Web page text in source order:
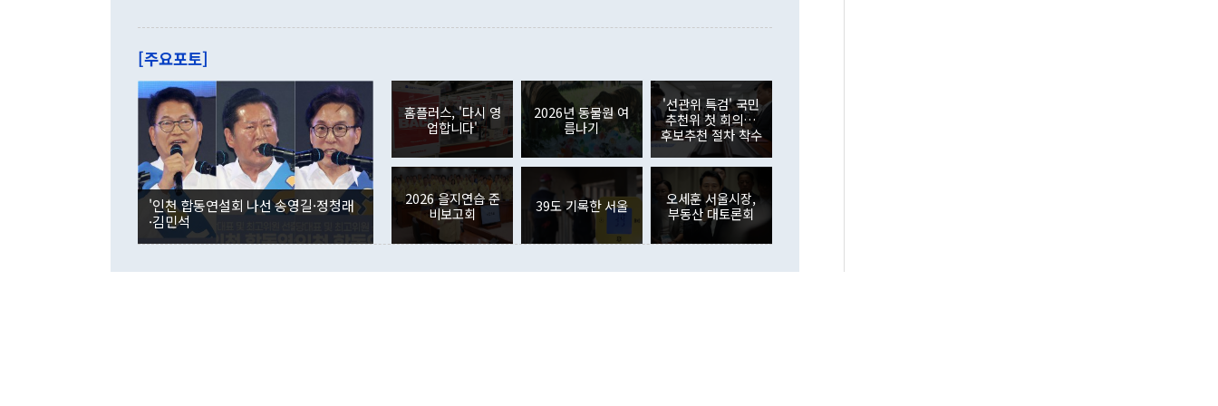
관은 업무보고 사후 브리핑에서 정 장관이 언급한 '4자 회담'에 대해 "이상
이 9월 러시아 블라디보스토크에서 열리는 '동방경제포럼(EEF)'을 언급하
며 "정부 차원에서 (참석을) 검토하고 있다"고 발언한 데 대해서도 조 장관
은 "그것은 외교부의 몫"이라며 "아직 거기까지 진도가 나가지 않았다"고
잘랐다. 정 장관이 이날 소개한 대북 구상과 설명은 정부 내 조율을 거치지
않았다는 점에서 문제가 있다. 특히 주적 표현 대체와 국호 사용, 9·19 군
사합의 복원, 4자회담 추진 등은 통일부 장관이 결정할 사안이 아니어서 월
권이라는 지적이 나오고 있다. 이 대통령은 정 장관의 업무보고를 듣고 난
뒤 "여기 업무보고에 발표했다고 승인난 건 아니다"라고 재차 확인했다. 정
부의 한 소식통은 "정 장관의 발언 내용은 대부분 국가안전보장회의(NSC)
를 거쳐 결정된 사안이 아닌 정 장관의 개인적 생각에 가깝다"며 "안보 관
련 부처 장관이 정부의 공식 정책이 아닌 사안을 추진하겠다고 업무보고를
하고 대통령의 면전에서 '국군통수권자가 나서야 한다'고 주장한 것은 심각
는 배당수입이 늘어난 데다 전월 분기배당에 따른 기저효과로 배당지급이
였던 올해 3월(369억9000만달러)을 넘어선 것이다. 직접투자에서는 내국
인의 해외투자가 80억1000만달러, 외국인의 국내투자가 46억3000만달러
각각 증가했다. 증권투자에서는 외국인의 국내 주식 매도세가 이어졌다. 외
국인의 국내 주식 투자는 차익실현 매도 등의 영향으로 316억1000만달러
감소하며 전월(-310억5000만달러)에 이어 역대 최대 순매도 기록을 다시
경신했다. 외국인의 국내 채권투자는 세계국채지수(WGBI) 자금 유입에도
분기 말 만기도래 영향으로 증가 폭이 줄어든 52억9000만달러를 기록했
다. 내국인의 해외 증권투자는 주식을 중심으로 35억6000만달러 증가했
다. eoyn2@newspim.com
[주요포토]
'인천 합동연설회 나선 송영길·정청래
·김민석
홈플러스, '다시 영
업합니다'
2026년 동물원 여
름나기
'선관위 특검' 국민
추천위 첫 회의…
후보추천 절차 착수
2026 을지연습 준
비보고회
39도 기록한 서울
오세훈 서울시장,
부동산 대토론회